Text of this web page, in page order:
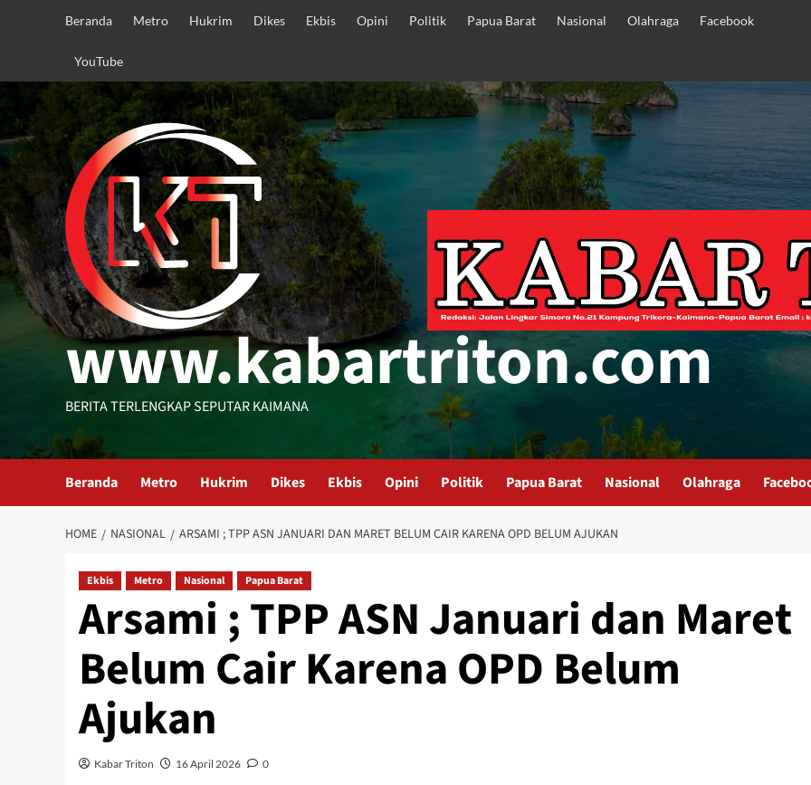
Beranda Metro Hukrim Dikes Ekbis Opini Politik Papua Barat Nasional Olahraga Facebook
YouTube
www.kabartriton.com
BERITA TERLENGKAP SEPUTAR KAIMANA
Beranda Metro Hukrim Dikes Ekbis Opini Politik Papua Barat Nasional Olahraga
HOME NASIONAL ARSAMI ; TPP ASN JANUARI DAN MARET BELUM CAIR KARENA OPD BELUM AJUKAN
Ekbis Metro Nasional Papua Barat
Arsami ; TPP ASN Januari dan Maret
Belum Cair Karena OPD Belum
Ajukan
Kabar Triton 16 April 2026 0